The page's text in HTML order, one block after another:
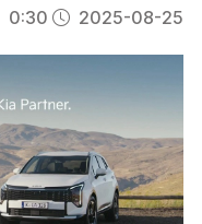
0:30 2025-08-25